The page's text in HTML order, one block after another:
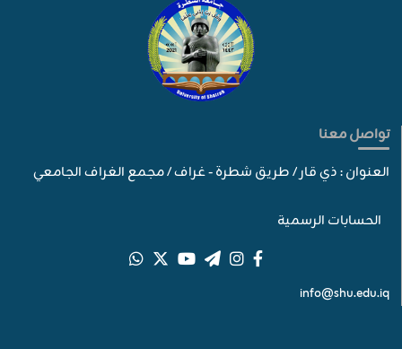
تواصل معنا
العنوان : ذي قار / طريق شطرة - غراف / مجمع الغراف الجامعي
الحسابات الرسمية
info@shu.edu.iq